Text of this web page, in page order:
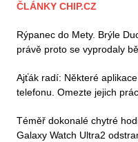
ČLÁNKY CHIP.CZ
Rýpanec do Mety. Brýle
právě proto se vyprodaly
Ajťák radí: Některé
telefonu. Omezte jejich
Téměř dokonalé chytré
Galaxy Watch Ultra2